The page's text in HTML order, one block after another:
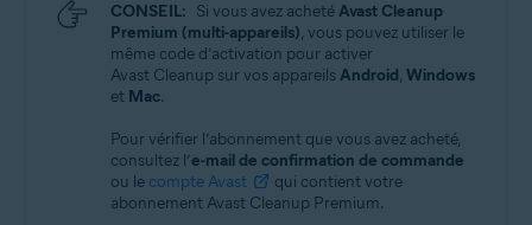
CONSEIL: Si vous avez achetéAvast Cleanup
Premium (multi-appareils), vous pouvez utiliser le
même code d’activation pour activer
Avast Cleanup sur vos appareilsAndroid, Windows
et Mac.
Pour vérifier l’abonnement que vous avez acheté,
consultez l’e-mail de confirmation de commande
ou le compte Avast
qui contient votre
abonnement Avast Cleanup Premium.